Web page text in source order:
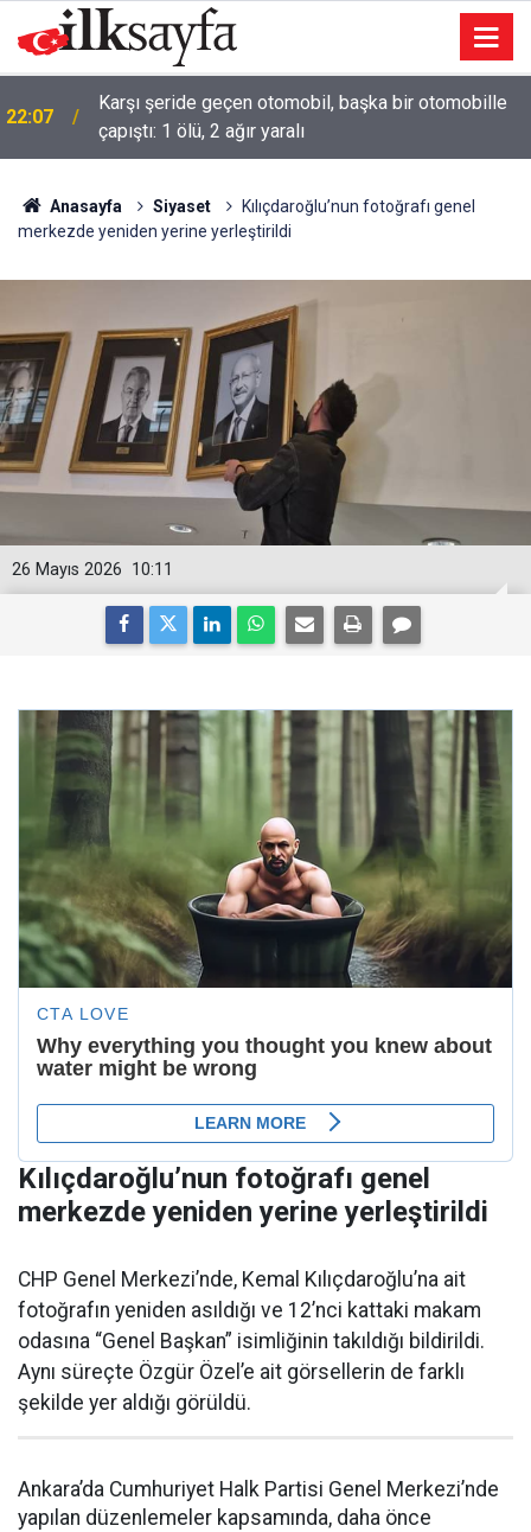
22:05 Bakan Tekin: Sınav sisteminde değişiklik yok
Anasayfa Siyaset
Kılıçdaroğlu’nun fotoğrafı genel
merkezde yeniden yerine yerleştirildi
10:11
26 Mayıs 2026
Kılıçdaroğlu’nun fotoğrafı genel
merkezde yeniden yerine yerleştirildi
CHP Genel Merkezi’nde, Kemal Kılıçdaroğlu’na ait
fotoğrafın yeniden asıldığı ve 12’nci kattaki makam
odasına “Genel Başkan” isimliğinin takıldığı bildirildi.
Aynı süreçte Özgür Özel’e ait görsellerin de farklı
şekilde yer aldığı görüldü.
Ankara’da Cumhuriyet Halk Partisi Genel Merkezi’nde
yapılan düzenlemeler kapsamında, daha önce